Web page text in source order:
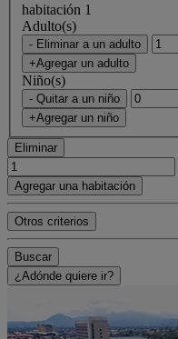
habitación 1
Adulto(s)
- Eliminar a un adulto
+Agregar un adulto
Niño(s)
- Quitar a un niño
+Agregar un niño
Eliminar
Agregar una habitación
Otros criterios
Buscar
¿Adónde quiere ir?